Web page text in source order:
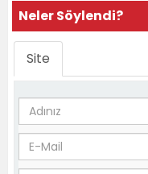
Neler Söylendi?
Site